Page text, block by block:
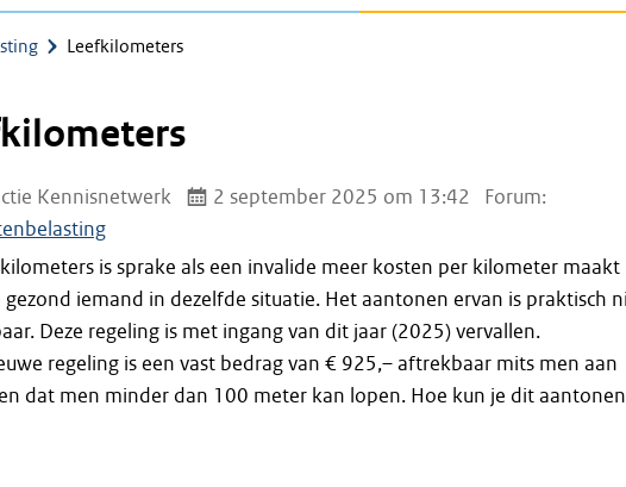
Leefkilometers
Kennisnetwerk 2 september 2025 om 13:42
Forum:
is sprake als een invalide meer kosten per kilometer maakt
gezond iemand in dezelfde situatie. Het aantonen ervan is praktisch
Deze regeling is met ingang van dit jaar (2025) vervallen.
regeling is een vast bedrag van € 925,– aftrekbaar mits men aan
dat men minder dan 100 meter kan lopen. Hoe kun je dit